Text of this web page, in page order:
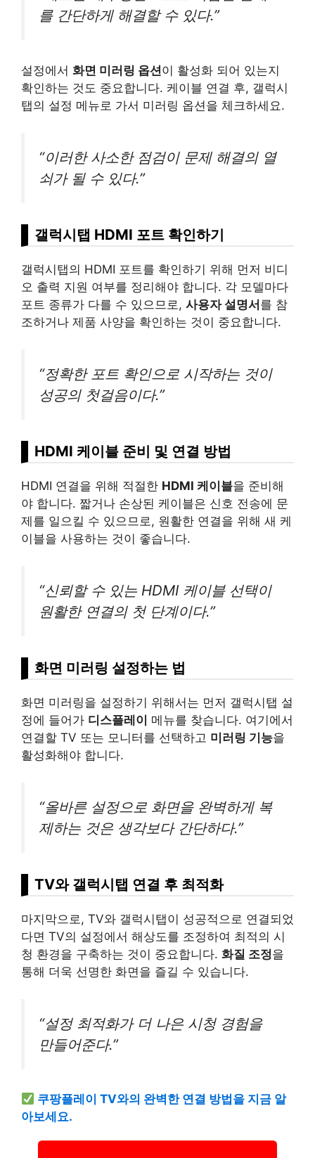
를 간단하게 해결할 수 있다.”
설정에서 화면 미러링 옵션이 활성화 되어 있는지
확인하는 것도 중요합니다. 케이블 연결 후, 갤럭시
탭의 설정 메뉴로 가서 미러링 옵션을 체크하세요.
“이러한 사소한 점검이 문제 해결의 열
쇠가 될 수 있다.”
갤럭시탭 HDMI 포트 확인하기
갤럭시탭의 HDMI 포트를 확인하기 위해 먼저 비디
오 출력 지원 여부를 정리해야 합니다. 각 모델마다
포트 종류가 다를 수 있으므로, 사용자 설명서 를 참
조하거나 제품 사양을 확인하는 것이 중요합니다.
“정확한 포트 확인으로 시작하는 것이
성공의 첫걸음이다.”
HDMI 케이블 준비 및 연결 방법
HDMI 연결을 위해 적절한 HDMI 케이블을 준비해
야 합니다. 짧거나 손상된 케이블은 신호 전송에 문
제를 일으킬 수 있으므로, 원활한 연결을 위해 새 케
이블을 사용하는 것이 좋습니다.
“신뢰할 수 있는 HDMI 케이블 선택이
원활한 연결의 첫 단계이다.”
화면 미러링 설정하는 법
화면 미러링을 설정하기 위해서는 먼저 갤럭시탭 설
정에 들어가 디스플레이
메뉴를 찾습니다. 여기에서
연결할 TV 또는 모니터를 선택하고 미러링 기능을
활성화해야 합니다.
“올바른 설정으로 화면을 완벽하게 복
제하는 것은 생각보다 간단하다.”
TV와 갤럭시탭 연결 후 최적화
마지막으로, TV와 갤럭시탭이 성공적으로 연결되었
다면 TV의 설정에서 해상도를 조정하여 최적의 시
청 환경을 구축하는 것이 중요합니다. 화질 조정을
통해 더욱 선명한 화면을 즐길 수 있습니다.
“설정 최적화가 더 나은 시청 경험을
만들어준다.”
쿠팡플레이 TV와의 완벽한 연결 방법을 지금 알
아보세요.